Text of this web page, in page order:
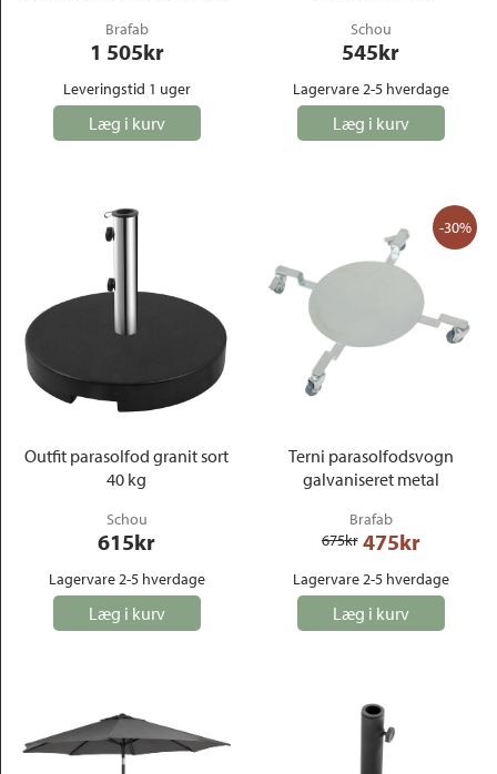
Brafab
1 505kr
Leveringstid 1 uger
Læg i kurv
Schou
545kr
Lagervare 2-5 hverdage
Læg i kurv
Outfit parasolfod granit sort
40 kg
Schou
615kr
Lagervare 2-5 hverdage
Læg i kurv
-30%
Terni parasolfodsvogn
galvaniseret metal
Brafab
675kr 475kr
Lagervare 2-5 hverdage
Læg i kurv